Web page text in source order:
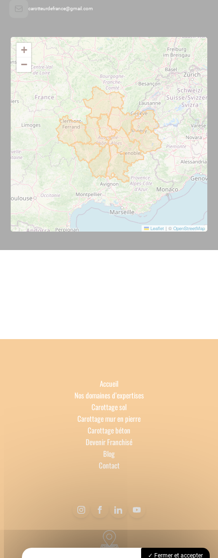
carotteurdefrance@gmail.com
+
−
Leaflet | © OpenStreetMap
Accueil
Nos domaines d’expertises
Carottage sol
Carottage mur en pierre
Carottage béton
Devenir Franchisé
Blog
Contact
Fermer et accepter